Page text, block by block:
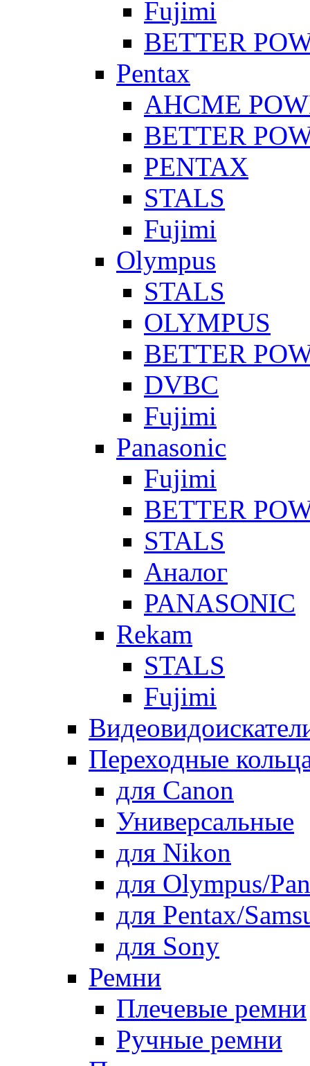
Fujimi
BETTER
Pentax
AHCME
BETTER
PENTAX
STALS
Fujimi
Olympus
STALS
OLYMPUS
BETTER
DVBC
Fujimi
Panasonic
Fujimi
BETTER
STALS
Аналог
PANASONIC
Rekam
STALS
Fujimi
Переходные
для Canon
Универсальные
для Nikon
для Olympus/
для Pentax/
для Sony
Ремни
Плечевые ремни
Ручные ремни